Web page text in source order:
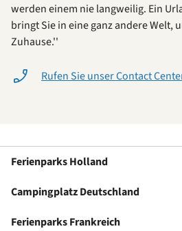
werden einem nie langweilig. Ein
bringt Sie in eine ganz andere Welt,
Zuhause.''
Rufen Sie unser Contact
Ferienparks Holland
Campingplatz Deutschland
Ferienparks Frankreich